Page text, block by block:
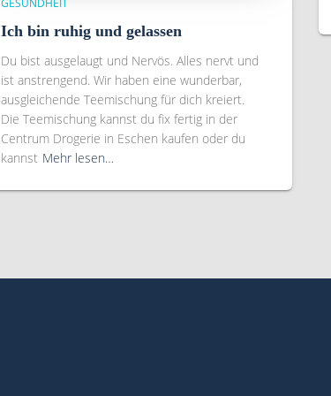
GESUNDHEIT
Ich bin ruhig und gelassen
Du bist ausgelaugt und Nervös. Alles nervt und
ist anstrengend. Wir haben eine wunderbar,
ausgleichende Teemischung für dich kreiert.
Die Teemischung kannst du fix fertig in der
Centrum Drogerie in Eschen kaufen oder du
kannst Mehr lesen…